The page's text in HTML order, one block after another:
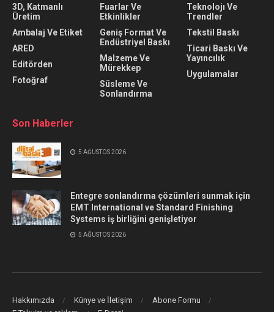
3D, Katmanlı
Üretim
Ambalaj Ve Etiket
ARED
Editörden
Fotoğraf
Fuarlar Ve
Etkinlikler
Geniş Format Ve
Endüstriyel Baskı
Malzeme Ve
Mürekkep
Süsleme Ve
Sonlandırma
Teknolojı Ve
Trendler
Tekstil Baskı
Ticari Baskı Ve
Yayıncılık
Uygulamalar
Son Haberler
5 AĞUSTOS 2026
Entegre sonlandırma çözümleri sunmak için
EMT International ve Standard Finishing
Systems iş birliğini genişletiyor
5 AĞUSTOS 2026
Hakkımızda Künye ve İletişim
Abone Formu